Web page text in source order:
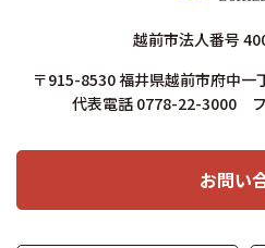
越前市法人番号
〒915-8530 福井県越前市府中一
代表電話 0778-22-3000
お問い